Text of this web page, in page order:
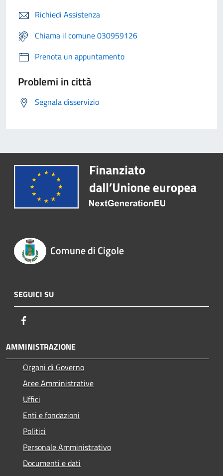
Richiedi Assistenza
Chiama il comune 030959126
Prenota un appuntamento
Problemi in città
Segnala disservizio
Comune di Cigole
SEGUICI SU
AMMINISTRAZIONE
Organi di Governo
Aree Amministrative
Uffici
Enti e fondazioni
Politici
Personale Amministrativo
Documenti e dati